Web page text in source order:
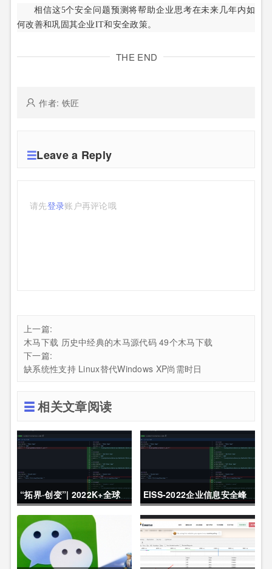
相信这5个安全问题预测将帮助企业思考在未来几年内如
何改善和巩固其企业IT和安全政策。
THE END
作者: 铁匠
Leave a Reply
请先登录账户再评论哦
上一篇:
木马下载 历史中经典的木马源代码 49个木马下载
下一篇:
缺系统性支持 Linux替代Windows XP尚需时日
相关文章阅读
“拓界·创变”| 2022K+全球
软件研发行业创新峰会上海
站敬请期待！
EISS-2022企业信息安全峰
会之深圳站 10月28日成功
举办